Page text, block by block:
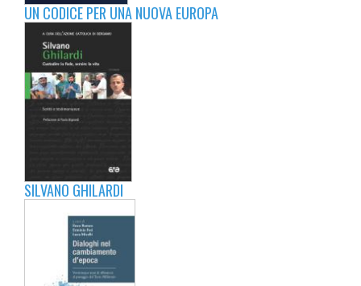
UN CODICE PER UNA NUOVA EUROPA
SILVANO GHILARDI